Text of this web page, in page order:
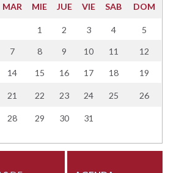
MAR MIE JUE VIE SAB DOM
1 2 3 4 5
7 8 9 10 11 12
14 15 16 17 18 19
21 22 23 24 25 26
28 29 30 31